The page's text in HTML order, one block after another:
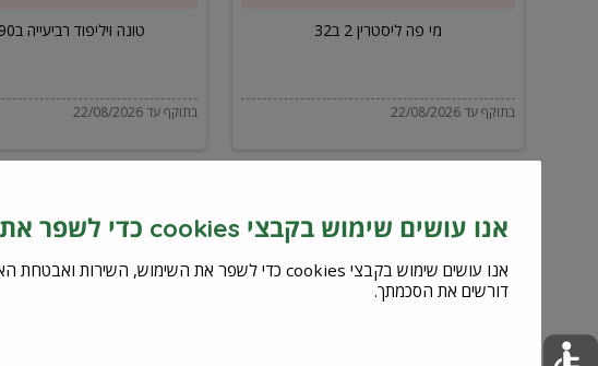
מי פה ליסטרין 2 ב32
בתוקף עד 22/08/2026
טונה ויליפוד רביעייה ב21.90
בתוקף עד 22/08/2026
אנו עושים שימוש בקבצי cookies כדי לשפר את השירות וחוויית המשתמש
דורשים את הסכמתך.